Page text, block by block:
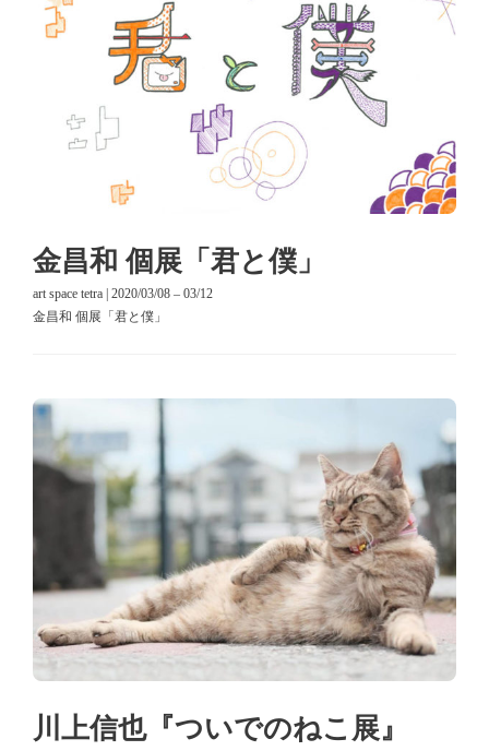
金昌和 個展「君と僕」
art space tetra | 2020/03/08 – 03/12
金昌和 個展「君と僕」
川上信也『ついでのねこ展』